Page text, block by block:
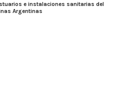
e instalaciones sanitarias del
Argentinas